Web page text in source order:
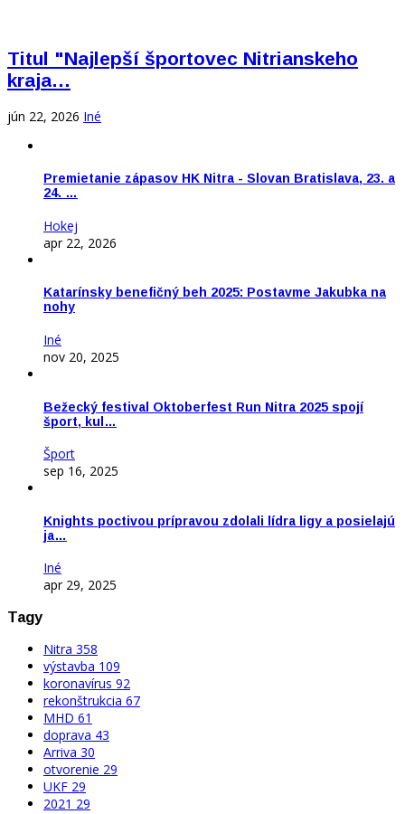
Titul "Najlepší športovec Nitrianskeho
kraja…
jún 22, 2026 Iné
Premietanie zápasov HK Nitra - Slovan Bratislava, 23. a
24. …
Hokej
apr 22, 2026
Katarínsky benefičný beh 2025: Postavme Jakubka na
nohy
Iné
nov 20, 2025
Bežecký festival Oktoberfest Run Nitra 2025 spojí
šport, kul…
Šport
sep 16, 2025
Knights poctivou prípravou zdolali lídra ligy a posielajú
ja…
Iné
apr 29, 2025
Tagy
Nitra 358
výstavba 109
koronavírus 92
rekonštrukcia 67
MHD 61
doprava 43
Arriva 30
otvorenie 29
UKF 29
2021 29